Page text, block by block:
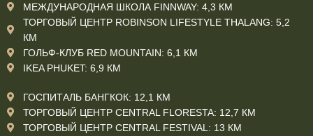
МЕЖДУНАРОДНАЯ ШКОЛА FINNWAY: 4,3 КМ
ТОРГОВЫЙ ЦЕНТР ROBINSON LIFESTYLE THALANG: 5,2
КМ
ГОЛЬФ-КЛУБ RED MOUNTAIN: 6,1 КМ
IKEA PHUKET: 6,9 КМ
ГОСПИТАЛЬ БАНГКОК: 12,1 КМ
ТОРГОВЫЙ ЦЕНТР CENTRAL FLORESTA: 12,7 КМ
ТОРГОВЫЙ ЦЕНТР CENTRAL FESTIVAL: 13 КМ